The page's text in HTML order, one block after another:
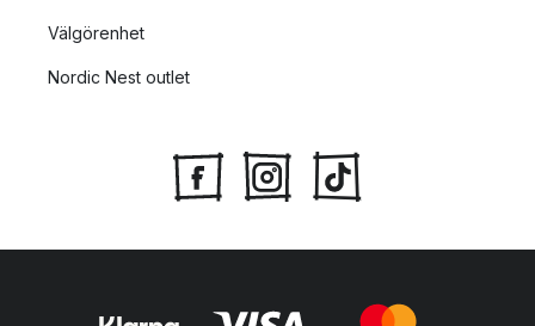
Välgörenhet
Nordic Nest outlet